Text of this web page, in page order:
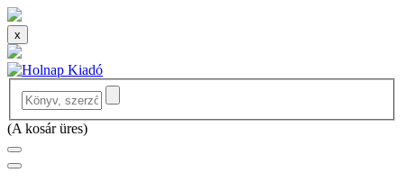
x
(A kosár üres)